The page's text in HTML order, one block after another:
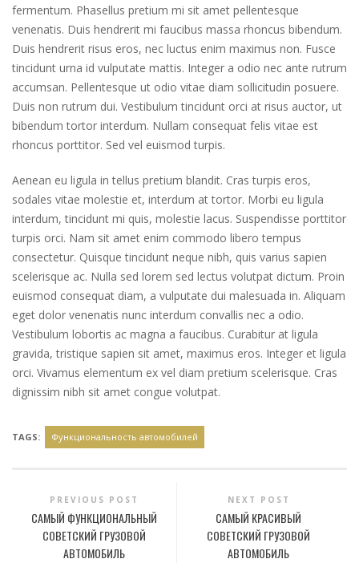
fermentum. Phasellus pretium mi sit amet pellentesque
venenatis. Duis hendrerit mi faucibus massa rhoncus bibendum.
Duis hendrerit risus eros, nec luctus enim maximus non. Fusce
tincidunt urna id vulputate mattis. Integer a odio nec ante rutrum
accumsan. Pellentesque ut odio vitae diam sollicitudin posuere.
Duis non rutrum dui. Vestibulum tincidunt orci at risus auctor, ut
bibendum tortor interdum. Nullam consequat felis vitae est
rhoncus porttitor. Sed vel euismod turpis.
Aenean eu ligula in tellus pretium blandit. Cras turpis eros,
sodales vitae molestie et, interdum at tortor. Morbi eu ligula
interdum, tincidunt mi quis, molestie lacus. Suspendisse porttitor
turpis orci. Nam sit amet enim commodo libero tempus
consectetur. Quisque tincidunt neque nibh, quis varius sapien
scelerisque ac. Nulla sed lorem sed lectus volutpat dictum. Proin
euismod consequat diam, a vulputate dui malesuada in. Aliquam
eget dolor venenatis nunc interdum convallis nec a odio.
Vestibulum lobortis ac magna a faucibus. Curabitur at ligula
gravida, tristique sapien sit amet, maximus eros. Integer et ligula
orci. Vivamus elementum ex vel diam pretium scelerisque. Cras
dignissim nibh sit amet congue volutpat.
TAGS: Функциональность автомобилей
PREVIOUS POST
САМЫЙ ФУНКЦИОНАЛЬНЫЙ
СОВЕТСКИЙ ГРУЗОВОЙ
АВТОМОБИЛЬ
NEXT POST
САМЫЙ КРАСИВЫЙ
СОВЕТСКИЙ ГРУЗОВОЙ
АВТОМОБИЛЬ